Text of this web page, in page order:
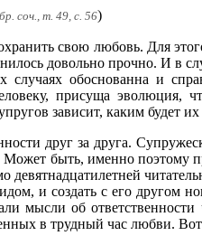
соч., т. 49, с. 56)
свою любовь. Для
довольно прочно. И в
случаях обоснованна и
присуща эволюция,
зависит, каким будет
друг за друга.
быть, именно поэтому
девятнадцатилетней
и создать с его другом
мысли об
в трудный час любви.